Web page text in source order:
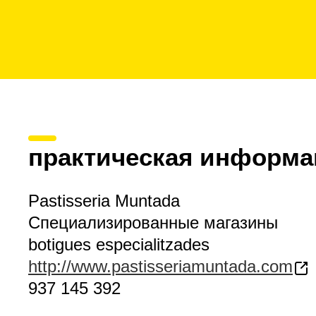
практическая
Pastisseria Muntada
Специализированные магазины
botigues especialitzades
http://www.pastisseriamuntada.com
937 145 392